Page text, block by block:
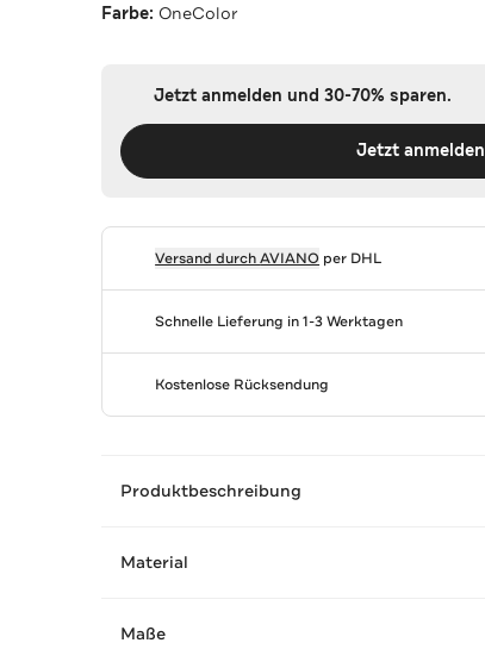
Farbe: OneColor
Jetzt anmelden und 30-70% sparen.
Jetzt anmelden
Versand durchAVIANO per DHL
Schnelle Lieferung in 1-3 Werktagen
Kostenlose Rücksendung
Produktbeschreibung
Material
Maße